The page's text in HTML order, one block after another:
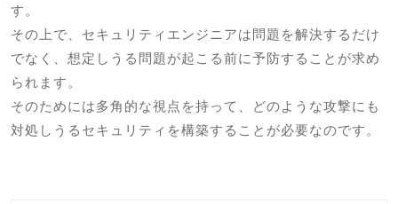
す。
その上で、セキュリティエンジニアは問題を解決するだけ
でなく、想定しうる問題が起こる前に予防することが求め
られます。
そのためには多角的な視点を持って、どのような攻撃にも
対処しうるセキュリティを構築することが必要なのです。